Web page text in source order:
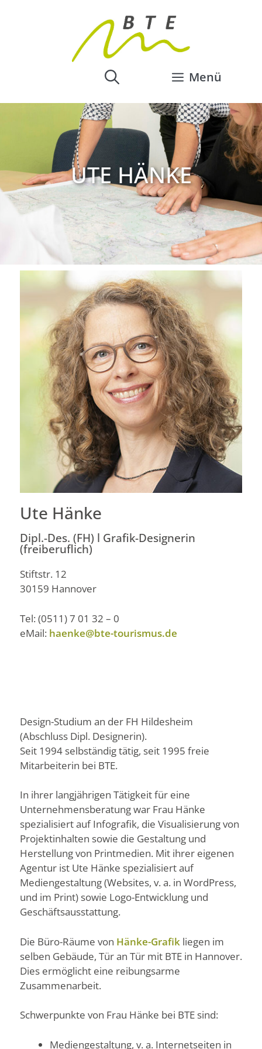
Menü
UTE HÄNKE
Ute Hänke
Dipl.-Des. (FH) l Grafik-Designerin
(freiberuflich)
Stiftstr. 12
30159 Hannover
Tel: (0511) 7 01 32 – 0
eMail: haenke@bte-tourismus.de
Design-Studium an der FH Hildesheim
(Abschluss Dipl. Designerin).
Seit 1994 selbständig tätig, seit 1995 freie
Mitarbeiterin bei BTE.
In ihrer langjährigen Tätigkeit für eine
Unternehmensberatung war Frau Hänke
spezialisiert auf Infografik, die Visualisierung von
Projektinhalten sowie die Gestaltung und
Herstellung von Printmedien. Mit ihrer eigenen
Agentur ist Ute Hänke spezialisiert auf
Mediengestaltung (Websites, v. a. in WordPress,
und im Print) sowie Logo-Entwicklung und
Geschäftsausstattung.
Die Büro-Räume von Hänke-Grafik liegen im
selben Gebäude, Tür an Tür mit BTE in Hannover.
Dies ermöglicht eine reibungsarme
Zusammenarbeit.
Schwerpunkte von Frau Hänke bei BTE sind:
Mediengestaltung, v. a. Internetseiten in